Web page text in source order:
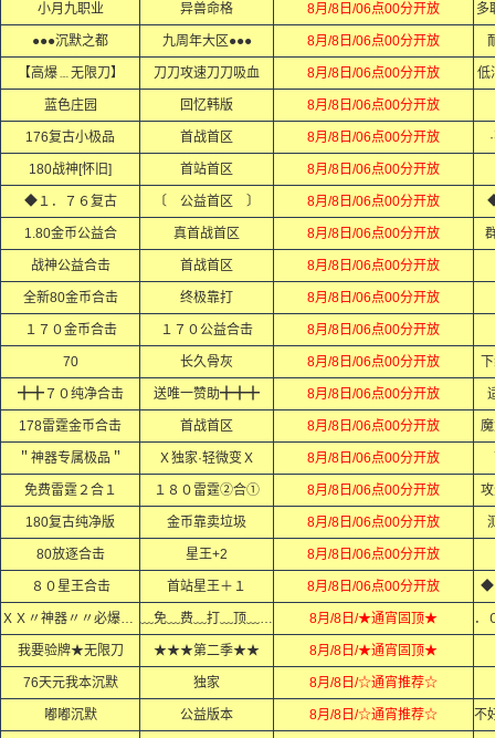
小月九职业 异兽命格 8月/8日/06点00分开放 多
●●●沉默之都 九周年大区●●● 8月/8日/06点00分开放
【高爆﹍无限刀】 刀刀攻速刀刀吸血 8月/8日/06点00分开放 低
蓝色庄园 回忆韩版 8月/8日/06点00分开放
176复古小极品 首战首区 8月/8日/06点00分开放
180战神[怀旧] 首站首区 8月/8日/06点00分开放
◆１．７６复古 〔 公益首区 〕 8月/8日/06点00分开放
1.80金币公益合 真首战首区 8月/8日/06点00分开放
战神公益合击 首战首区 8月/8日/06点00分开放
全新80金币合击 终极靠打 8月/8日/06点00分开放
１７０金币合击 １７０公益合击 8月/8日/06点00分开放
70 长久骨灰 8月/8日/06点00分开放
╋╋７０纯净合击 送唯一赞助╋╋╋ 8月/8日/06点00分开放
178雷霆金币合击 首战首区 8月/8日/06点00分开放
＂神器专属极品＂ Ｘ独家·轻微变Ｘ 8月/8日/06点00分开放
免费雷霆２合１ １８０雷霆②合① 8月/8日/06点00分开放
180复古纯净版 金币靠卖垃圾 8月/8日/06点00分开放
80放逐合击 星王+2 8月/8日/06点00分开放
８０星王合击 首站星王＋１ 8月/8日/06点00分开放 ◆
ＸＸ〃神器〃〃必爆充值ＸＸ ﹏免﹏费﹏打﹏顶﹏赞﹏ 8月/8日/★通宵固顶★
我要验牌★无限刀 ★★★第二季★★ 8月/8日/★通宵固顶★
76天元我本沉默 独家 8月/8日/☆通宵推荐☆
嘟嘟沉默 公益版本 8月/8日/☆通宵推荐☆